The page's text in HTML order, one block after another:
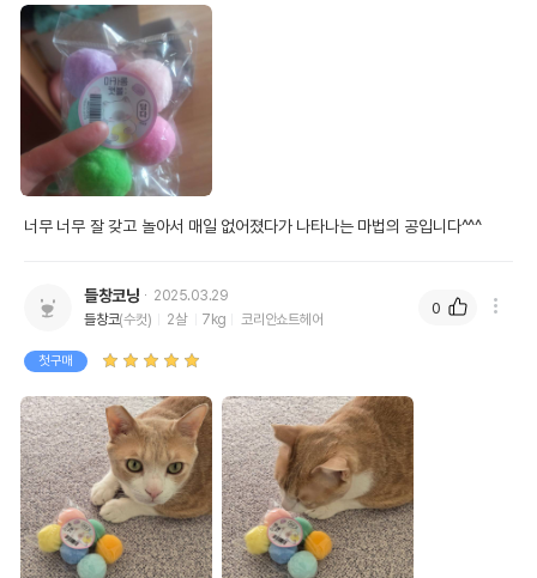
너무 너무 잘 갖고 놀아서 매일 없어졌다가 나타나는 마법의 공입니다^^^
들창코냥
2025.03.29
들창코(수컷) 2살 7kg 코리안쇼트헤어
첫구매
0